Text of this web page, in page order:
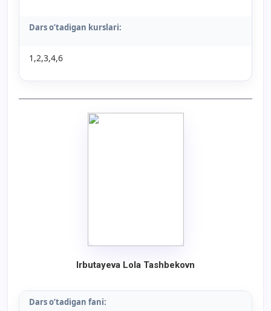
Dars o’tadigan kurslari:
1,2,3,4,6
Irbutayeva Lola Tashbekovn
Dars o’tadigan fani: